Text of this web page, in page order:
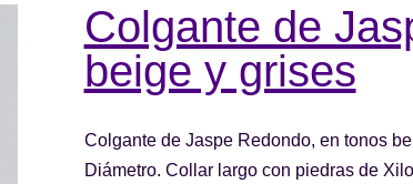
Colgante de
beige y grises
Colgante de Jaspe Redondo, en tonos
Diámetro. Collar largo con piedras de